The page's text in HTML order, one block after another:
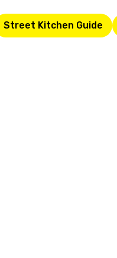
Street Kitchen Guide